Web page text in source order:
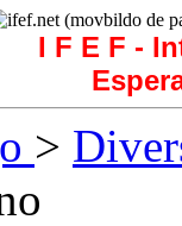
I F E F -
>